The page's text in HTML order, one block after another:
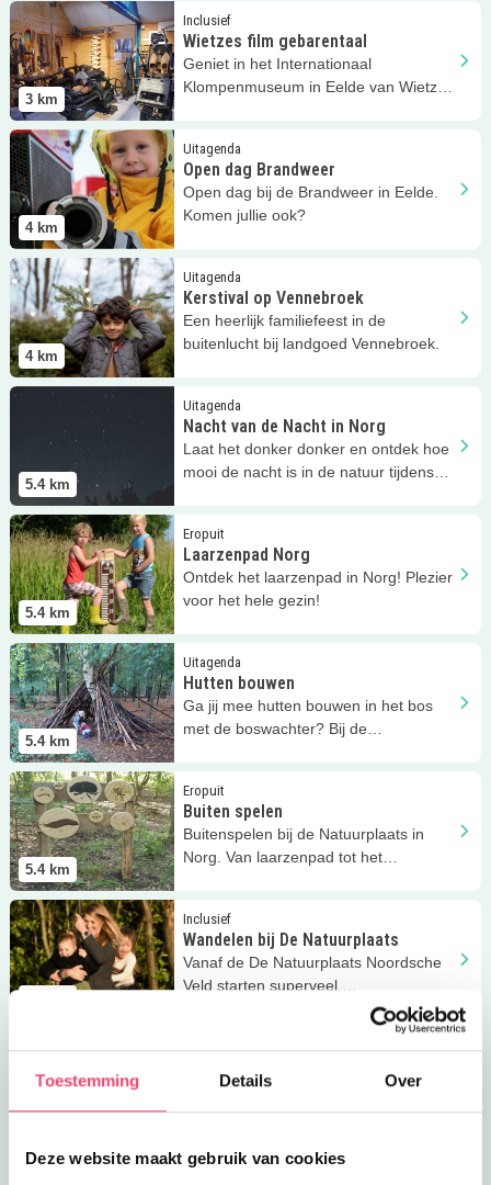
Toestemming Details Over
Deze website maakt gebruik van cookies
3 km
Inclusief
Wietzes film gebarentaal
Geniet in het Internationaal
Klompenmuseum in Eelde van Wietzes
Lees meer Wietzes film gebarentaal
4 km
Uitagenda
Open dag Brandweer
Open dag bij de Brandweer in Eelde.
Komen jullie ook?
Lees meer Open dag Brandweer
4 km
Uitagenda
Kerstival op Vennebroek
Een heerlijk familiefeest in de
buitenlucht bij landgoed Vennebroek.
Lees meer Kerstival op Vennebroek
5.4 km
Uitagenda
Nacht van de Nacht in Norg
Laat het donker donker en ontdek hoe
mooi de nacht is in de natuur tijdens
Lees meer Nacht van de Nacht in Norg
5.4 km
Eropuit
Laarzenpad Norg
Ontdek het laarzenpad in Norg! Plezier
voor het hele gezin!
Lees meer Laarzenpad Norg
5.4 km
Uitagenda
Hutten bouwen
Ga jij mee hutten bouwen in het bos
met de boswachter? Bij de
Lees meer Hutten bouwen
5.4 km
Eropuit
Buiten spelen
Buitenspelen bij de Natuurplaats in
Norg. Van laarzenpad tot het
Lees meer Buiten spelen
Inclusief
Wandelen bij De Natuurplaats
Vanaf de De Natuurplaats Noordsche
Veld starten superveel,
rolstoeltoegankelijke wandelroutes.
Lees meer Wandelen bij De Natuurplaats
Uitagenda
Wintergasten in De Onlanden
Lees meer De Onlanderij